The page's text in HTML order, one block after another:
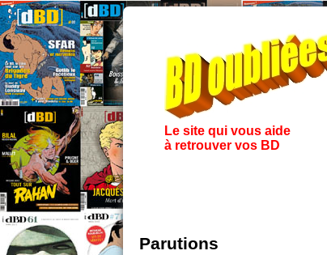
Le site qui vous aide
à retrouver vos BD
Parutions